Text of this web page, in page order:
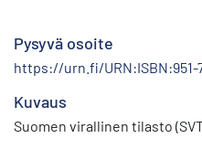
Pysyvä osoite
https://urn.fi/URN:ISBN:951-
Kuvaus
Suomen virallinen tilasto